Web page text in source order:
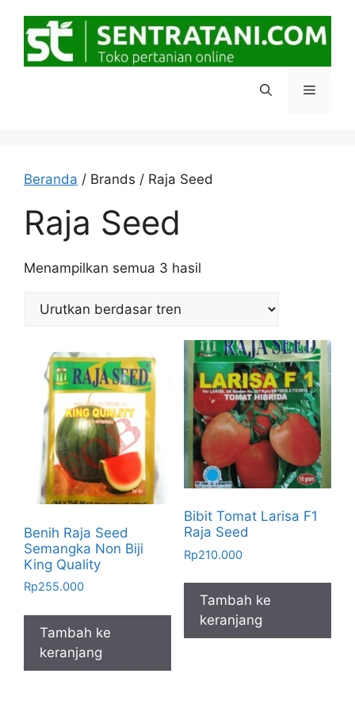
Menu
Beranda / Brands / Raja Seed
Raja Seed
Menampilkan semua 3 hasil
popularitas
Benih Raja Seed
Semangka Non Biji
King Quality
Rp255.000
Tambah ke
keranjang
Bibit Tomat Larisa F1
Raja Seed
Rp210.000
Tambah ke
keranjang